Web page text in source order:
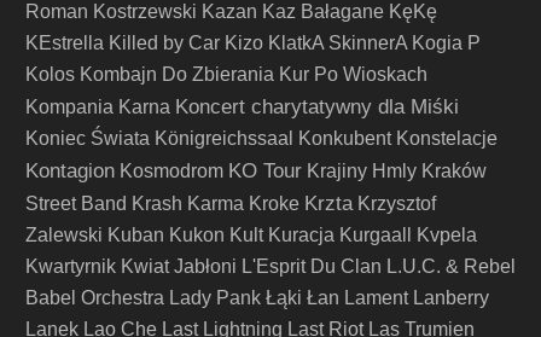
Roman Kostrzewski Kazan Kaz Bałagane KęKę
KEstrella Killed by Car Kizo KlatkA SkinnerA Kogia P
Kolos Kombajn Do Zbierania Kur Po Wioskach
Kompania Karna Koncert charytatywny dla Miśki
Koniec Świata Königreichssaal Konkubent Konstelacje
Kontagion Kosmodrom KO Tour Krajiny Hmly Kraków
Street Band Krash Karma Kroke Krzta Krzysztof
Zalewski Kuban Kukon Kult Kuracja Kurgaall
Kvpela
Kwartyrnik Kwiat Jabłoni L'Esprit Du Clan L.U.C. & Rebel
Babel Orchestra Lady Pank Łąki Łan Lament Lanberry
Lanek Lao Che Last Lightning Last Riot Las Trumien